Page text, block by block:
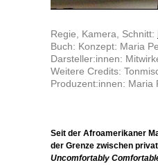
Regie, Kamera, Schnitt:
Buch: Konzept: Maria
Darsteller:innen:
Weitere Credits:
Produzent:innen: Maria
Seit der Afroamerikaner
der Grenze zwischen
Uncomfortably